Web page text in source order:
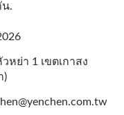
.
หย่า 1 เขตเกาสง
)